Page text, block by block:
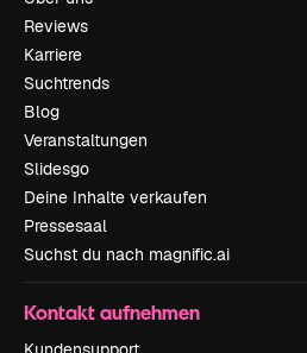
Reviews
Karriere
Suchtrends
Blog
Veranstaltungen
Slidesgo
Deine Inhalte verkaufen
Pressesaal
Suchst du nach magnific.ai
Kontakt aufnehmen